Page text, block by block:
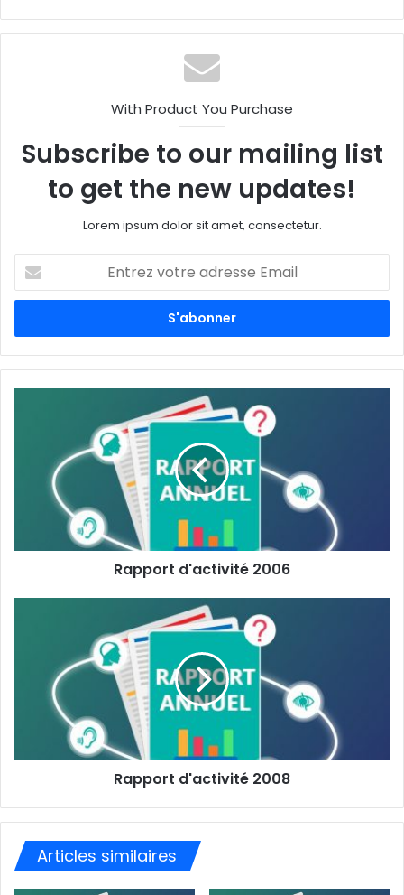
With Product You Purchase
Subscribe to our mailing list
to get the new updates!
Lorem ipsum dolor sit amet, consectetur.
Rapport d'activité 2006
Rapport d'activité 2008
Articles similaires